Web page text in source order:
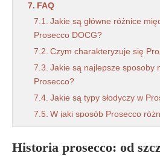
FAQ
Jakie są główne różnice
Prosecco DOCG?
Czym charakteryzuje się
Jakie są najlepsze sposoby
Prosecco?
Jakie są typy słodyczy w
W jaki sposób Prosecco
Historia prosecco: od